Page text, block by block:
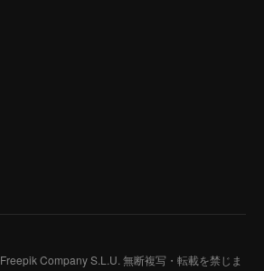
Freepik Company S.L.U. 無断複写・転載を禁じま